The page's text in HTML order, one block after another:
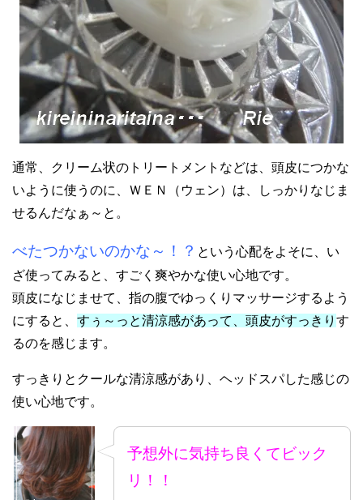
通常、クリーム状のトリートメントなどは、頭皮につかな
いように使うのに、ＷＥＮ（ウェン）は、しっかりなじま
せるんだなぁ～と。
べたつかないのかな～！？ という心配をよそに、い
ざ使ってみると、すごく爽やかな使い心地です。
頭皮になじませて、指の腹でゆっくりマッサージするよう
にすると、 すぅ～っと清涼感があって、頭皮がすっきり す
るのを感じます。
すっきりとクールな清涼感があり、ヘッドスパした感じの
使い心地です。
予想外に気持ち良くてビック
リ！！